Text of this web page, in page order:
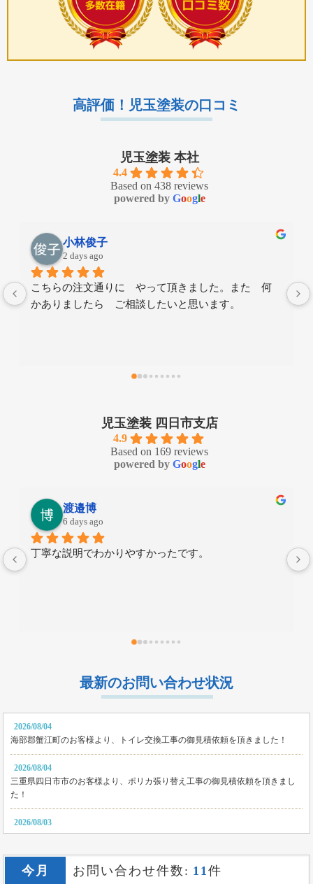
高評価！児玉塗装の口コミ
児玉塗装 本社
4.4
Based on 438 reviews
powered by Google
高取和彦
6 days ago
とても良い仕上がりでした。
ありがとうございました。
児玉塗装 四日市支店
4.9
Based on 169 reviews
powered by Google
M I
7 days ago
親切で良かった
最新のお問い合わせ状況
2026/08/04
海部郡蟹江町のお客様より、トイレ交換工事の御見積依頼を頂きました！
2026/08/04
三重県四日市市のお客様より、ポリカ張り替え工事の御見積依頼を頂きまし
た！
2026/08/03
名古屋市港区のお客様より、バルコニー補修工事の御見積依頼を頂きまし
2026/08/03
今月 お問い合わせ件数: 11件